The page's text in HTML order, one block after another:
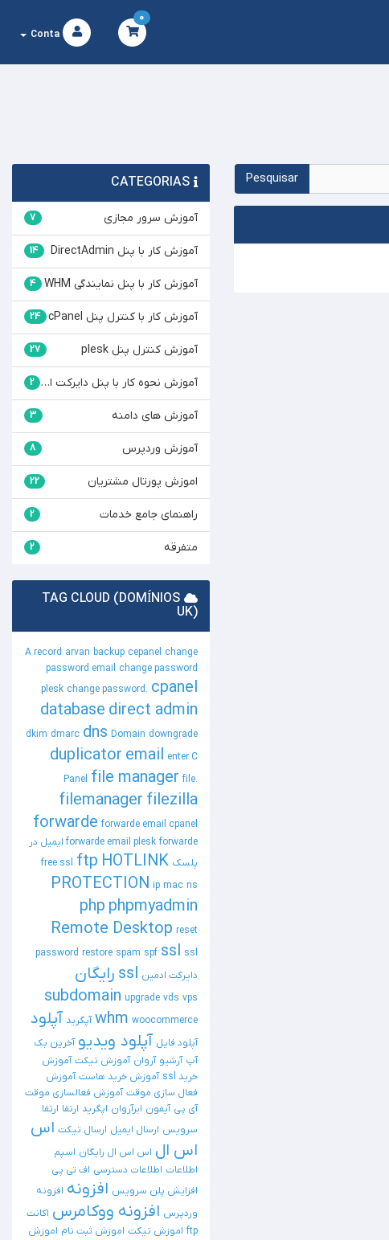
0
Conta
7 آموزش سرور مجازی
14 آموزش کار با پنل DirectAdmin
4 آموزش کار با پنل نمایندگی WHM
24 آموزش کار با کنترل پنل cPanel
27 آموزش کنترل پنل plesk
2 آموزش نحوه کار با پنل دایرکت ادمین.
3 آموزش های دامنه
8 آموزش وردپرس
22 اموزش پورتال مشتریان
2 راهنمای جامع خدمات
2 متفرقه
TAG CLOUD (DOMÍNIOS
UK)
A record arvan backup cepanel change
password email change password
plesk change password. cpanel
database direct admin
dkim dmarc dns Domain downgrade
duplicator email enter C
Panel file manager file.
filemanager filezilla
forwarde forwarde email cpanel
forwarde email pleskforwarde ایمیل در
پلسک
free ssl ftp HOTLINK
PROTECTION ip mac ns
php phpmyadmin
Remote Desktop reset
password restore spam spf ssl ssl
دایرکت ادمین ssl رایگان
subdomain upgrade vds vps
whm woocommerce آپگرید آپلود
آپلود فایل آپلود ویدیو آخرین بک
آپ آرشیو آروان آموزش تیکت آموزش
خرید ssl
آموزش خرید هاست آموزش
فعال سازی موقت آموزش فعالسازی موقت
آی پی آیفون ابرآروان اپگرید ارتقا ارتقا
سرویس ارسال ایمیل ارسال تیکت اس
اس ال اس اس ال رایگان اسپم
اطلاعات اطلاعات دسترسی اف تی پی
افزایش پلن سرویس افزونه افزونه
وردپرس افزونه ووکامرس اکانت
ftp اموزش تیکت اموزش ثبت نام اموزش